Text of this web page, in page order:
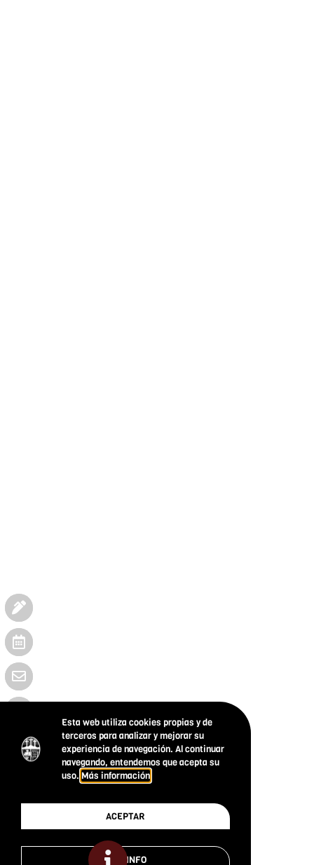
Esta web utiliza cookies propias y de
terceros para analizar y mejorar su
experiencia de navegación. Al continuar
navegando, entendemos que acepta su
uso. Más información
ACEPTAR
MÁS INFO